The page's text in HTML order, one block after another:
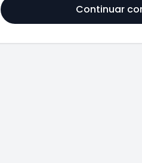
Continuar